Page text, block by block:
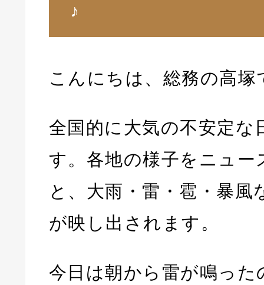
♪
こんにちは、総務の高塚
全国的に大気の不安定な
す。各地の様子をニュー
と、大雨・雷・雹・暴風
が映し出されます。
今日は朝から雷が鳴った